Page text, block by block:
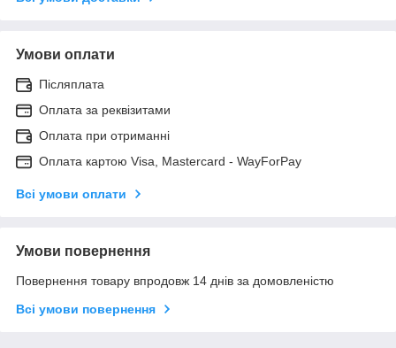
Умови оплати
Післяплата
Оплата за реквізитами
Оплата при отриманні
Оплата картою Visa, Mastercard - WayForPay
Всі умови оплати
Умови повернення
Повернення товару впродовж 14 днів за домовленістю
Всі умови повернення